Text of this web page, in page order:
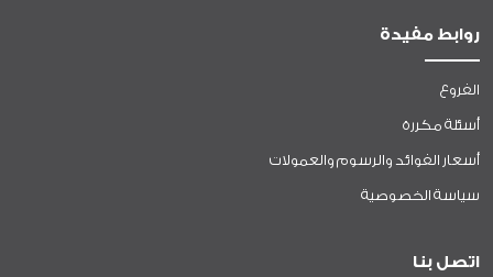
روابط مفيدة
الفروع
أسئلة مكررة
أسعار الفوائد والرسوم والعمولات
سياسة الخصوصية
اتصل بنا